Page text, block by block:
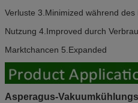
Verluste 3.Minimized während des
Nutzung 4.Improved durch
Marktchancen 5.Expanded
Asperagus-